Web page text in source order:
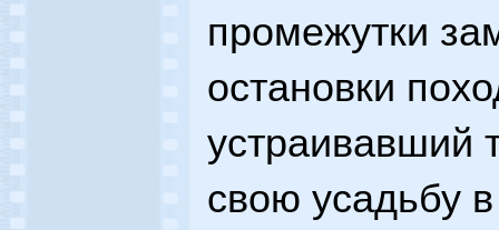
промежутки
остановки
устраивавший
свою усадьбу